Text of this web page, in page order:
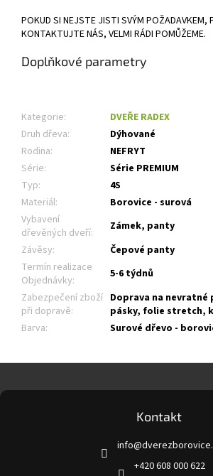
POKUD SI NEJSTE JISTI SVÝM POŽADAVKEM,
KONTAKTUJTE NÁS, VELMI RÁDI POMŮŽEME.
Doplňkové parametry
Kategorie:
DVEŘE RADEX
Druh dřeva:
Dýhované
Rodina:
NEFRYT
Série:
Série PREMIUM
Typ:
4S
Materiál:
Borovice - surová
Vybavení
dřevěných dveří:
Zámek, panty
Závěsy:
Čepové panty
Termín realizace
Objednávky:
5-6 týdnů
Zabezpečení zboží
při dopravě:
Doprava na
pásky, folie stretch,
Barva: Surové dřevo -
p
Kontakt
info@
+420 608 000 622